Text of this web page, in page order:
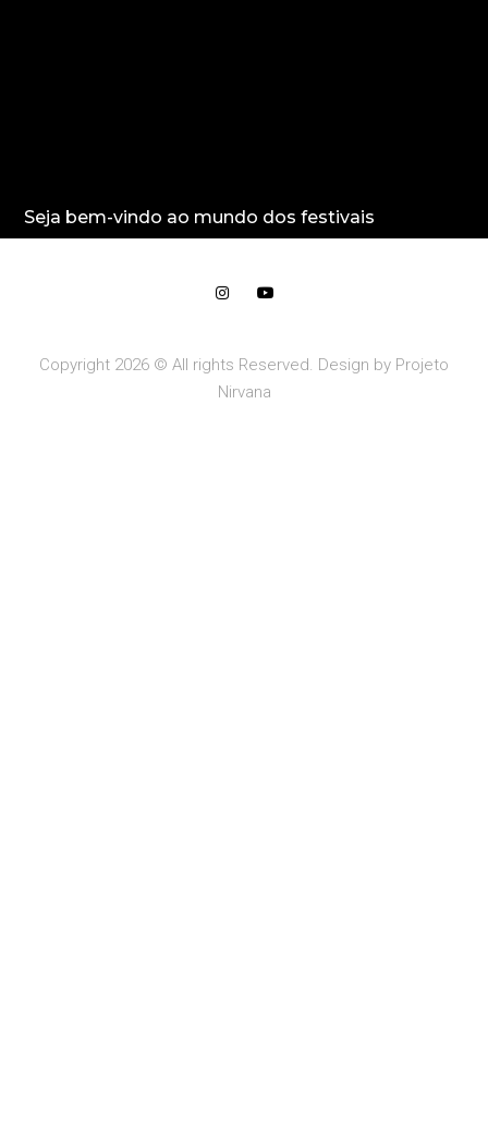
Seja bem-vindo ao mundo dos festivais
Copyright 2026 © All rights Reserved. Design by Projeto
Nirvana